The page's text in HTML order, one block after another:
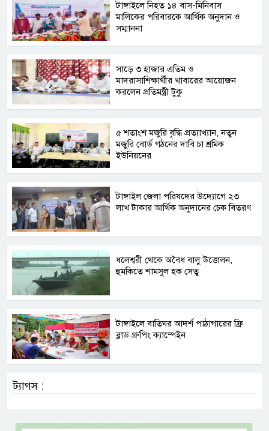
টাঙ্গাইলে নিহত ১৪ বাস-মিনিবাস
মালিকের পরিবারকে আর্থিক অনুদান ও
সম্মাননা
সাড়ে ৩ হাজার এতিম ও
মাদরাসাশিক্ষার্থীর খাবারের আয়োজন
করলেন প্রতিমন্ত্রী টুকু
৫ শতাংশ মজুরি বৃদ্ধি প্রত্যাখ্যান, নতুন
মজুরি বোর্ড গঠনের দাবি চা শ্রমিক
ইউনিয়নের
টাঙ্গাইল জেলা পরিষদের উদ্যোগে ২৩
লাখ টাকার আর্থিক অনুদানের চেক বিতরণ
ধলেশ্বরী থেকে অবৈধ বালু উত্তোলন,
হুমকিতে শামসুল হক সেতু
টাঙ্গাইলে বাতিঘর আদর্শ পাঠাগারের ফ্রি
ব্লাড গ্রুপিং ক্যাম্পেইন
ট্যাগস :